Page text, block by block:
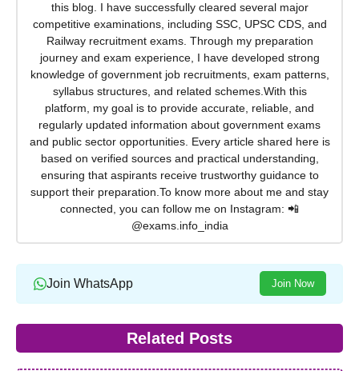
this blog. I have successfully cleared several major
competitive examinations, including SSC, UPSC CDS, and
Railway recruitment exams. Through my preparation
journey and exam experience, I have developed strong
knowledge of government job recruitments, exam patterns,
syllabus structures, and related schemes.With this
platform, my goal is to provide accurate, reliable, and
regularly updated information about government exams
and public sector opportunities. Every article shared here is
based on verified sources and practical understanding,
ensuring that aspirants receive trustworthy guidance to
support their preparation.To know more about me and stay
connected, you can follow me on Instagram: 📲
@exams.info_india
Join WhatsApp Join Now
Related Posts